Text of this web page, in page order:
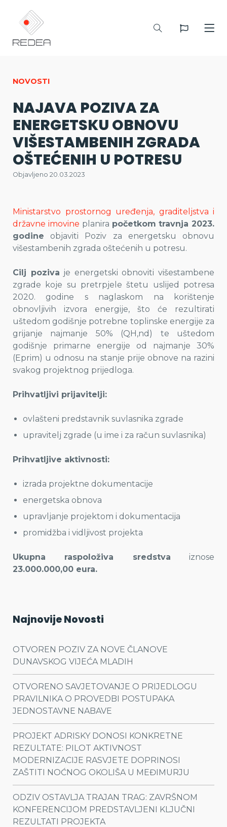
NOVOSTI
NAJAVA POZIVA ZA
ENERGETSKU OBNOVU
VIŠESTAMBENIH ZGRADA
OŠTEĆENIH U POTRESU
Objavljeno 20.03.2023
Ministarstvo prostornog uređenja, graditeljstva i
državne imovine planira početkom travnja 2023.
godine objaviti Poziv za energetsku obnovu
višestambenih zgrada oštećenih u potresu.
Cilj poziva je energetski obnoviti višestambene
zgrade koje su pretrpjele štetu uslijed potresa
2020. godine s naglaskom na korištenje
obnovljivih izvora energije, što će rezultirati
uštedom godišnje potrebne toplinske energije za
grijanje najmanje 50% (QH,nd) te uštedom
godišnje primarne energije od najmanje 30%
(Eprim) u odnosu na stanje prije obnove na razini
svakog projektnog prijedloga.
Prihvatljivi prijavitelji:
ovlašteni predstavnik suvlasnika zgrade
upravitelj zgrade (u ime i za račun suvlasnika)
Prihvatljive aktivnosti:
izrada projektne dokumentacije
energetska obnova
upravljanje projektom i dokumentacija
promidžba i vidljivost projekta
Ukupna raspoloživa sredstva iznose
23.000.000,00 eura.
Najnovije Novosti
OTVOREN POZIV ZA NOVE ČLANOVE
DUNAVSKOG VIJEĆA MLADIH
OTVORENO SAVJETOVANJE O PRIJEDLOGU
PRAVILNIKA O PROVEDBI POSTUPAKA
JEDNOSTAVNE NABAVE
PROJEKT ADRISKY DONOSI KONKRETNE
REZULTATE: PILOT AKTIVNOST
MODERNIZACIJE RASVJETE DOPRINOSI
ZAŠTITI NOĆNOG OKOLIŠA U MEĐIMURJU
ODZIV OSTAVLJA TRAJAN TRAG: ZAVRŠNOM
KONFERENCIJOM PREDSTAVLJENI KLJUČNI
REZULTATI PROJEKTA